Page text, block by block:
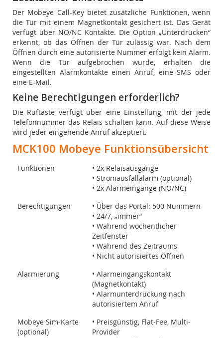
Der Mobeye Call-Key bietet zusätzliche Funktionen, wenn
die Tür mit einem Magnetkontakt gesichert ist. Das Gerät
verfügt über NO/NC Kontakte. Die Option „Unterdrücken“
erkennt, ob das Öffnen der Tür zulässig war. Nach dem
Öffnen durch eine autorisierte Nummer erfolgt kein Alarm.
Wenn die Tür aufgebrochen wurde, erhalten die
eingestellten Alarmkontakte einen Anruf, eine SMS oder
eine E-Mail.
Keine Berechtigungen erforderlich?
Die Ruftaste verfügt über eine Einstellung, mit der jede
Telefonnummer das Relais schalten kann. Auf diese Weise
wird jeder eingehende Anruf akzeptiert.
MCK100 Mobeye Funktionsübersicht
Funktionen
• 2x Relaisausgänge
• Stromausfallalarm (optional)
• 2x Alarmeingänge (NO/NC)
Berechtigungen
• Über das Portal: 500 Nummern
• 24/7, „immer“
• Während wöchentlicher
Zeitfenster
• Während des Zeitraums
• Nicht autorisiertes Öffnen
Alarmierung
• Alarmeingangskontakt
(Magnetkontakt)
• Alarmunterdrückung nach
autorisiertem Anruf
Mobeye Sim-Karte
(optional)
• Preisgünstig, Flat-Fee, Multi-
Provider